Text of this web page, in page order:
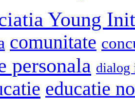
Young
comunitate
personala dialog
educatie